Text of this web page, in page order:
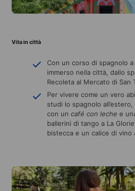
Vita in città
Con un corso di spagnolo
immerso nella città, dallo
Recoleta al Mercato di San
Per vivere come un vero
studi lo spagnolo
con un café con leche e
ballerini di tango a La
bistecca e un calice di vino